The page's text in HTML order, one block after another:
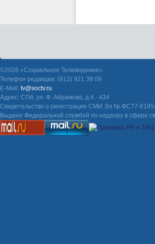
©2026 «Социальное Телевидение».
Телефон редакции: (812) 921 39 09
E-Mail: tv@soctv.ru
Адрес: СПб, ул. Ф. Абрамова, д 4 - 434
Свидетельство о регистрации СМИ Эл № ФС77-
Выдано Федеральной службой по надзору в сфере